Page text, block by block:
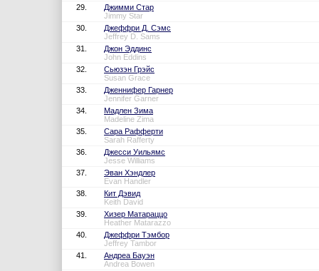
29.
Джимми Стар
Jimmy Star
30.
Джеффри Д. Сэмс
Jeffrey D. Sams
31.
Джон Эддинс
John Eddins
32.
Сьюзэн Грэйс
Susan Grace
33.
Дженнифер Гарнер
Jennifer Garner
34.
Мадлен Зима
Madeline Zima
35.
Сара Рафферти
Sarah Rafferty
36.
Джесси Уильямс
Jesse Williams
37.
Эван Хэндлер
Evan Handler
38.
Кит Дэвид
Keith David
39.
Хизер Матараццо
Heather Matarazzo
40.
Джеффри Тэмбор
Jeffrey Tambor
41.
Андреа Бауэн
Andrea Bowen